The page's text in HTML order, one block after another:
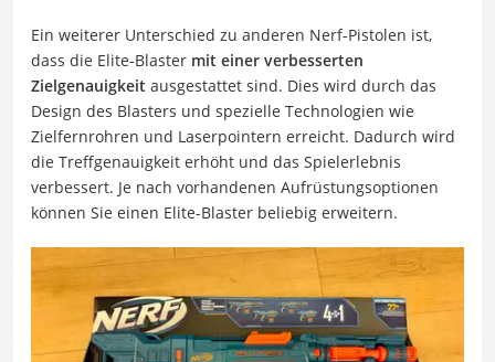
Ein weiterer Unterschied zu anderen Nerf-Pistolen ist,
dass die Elite-Blaster mit einer verbesserten
Zielgenauigkeit ausgestattet sind. Dies wird durch das
Design des Blasters und spezielle Technologien wie
Zielfernrohren und Laserpointern erreicht. Dadurch wird
die Treffgenauigkeit erhöht und das Spielerlebnis
verbessert. Je nach vorhandenen Aufrüstungsoptionen
können Sie einen Elite-Blaster beliebig erweitern.